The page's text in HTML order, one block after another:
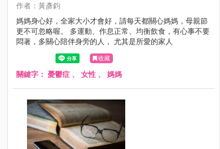
作者：黃彥鈞
媽媽身心好，全家大小才會好，請每天都關心媽媽，母親節
更不可忽略喔。 多運動、作息正常、均衡飲食，有心事不要
悶著，多關心陪伴身旁的人， 尤其是所愛的家人
收藏
關鍵字： 憂鬱症 、 女性 、 媽媽